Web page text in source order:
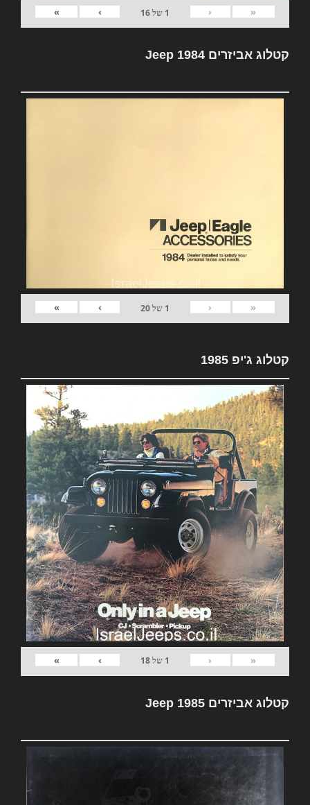
«
‹
1 של16
›
»
קטלוג אביזרים Jeep 1984
«
‹
1 של20
›
»
קטלוג ג'יפ 1985
«
‹
1 של18
›
»
קטלוג אביזרים Jeep 1985